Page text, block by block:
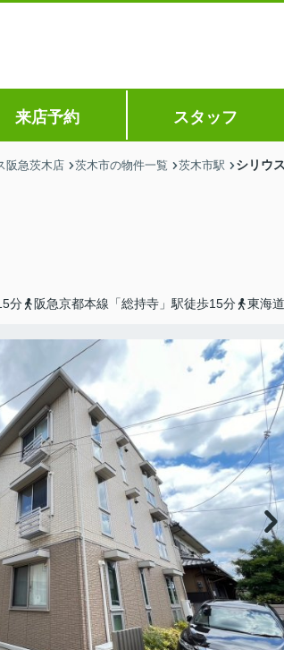
来店予約 スタッフ
阪急茨木店 茨木市の物件一覧 茨木市駅 シリウス
分
阪急京都本線「総持寺」駅徒歩15分 東海